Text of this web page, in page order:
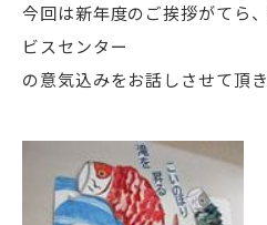
今回は新年度のご挨拶がてら
ビスセンター
の意気込みをお話しさせて頂き